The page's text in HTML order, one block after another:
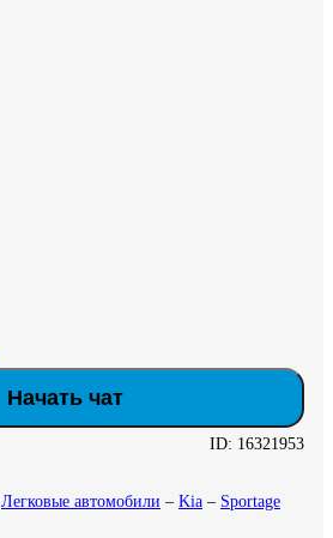
Начать чат
ID: 16321953
Легковые автомобили – Kia – Sportage